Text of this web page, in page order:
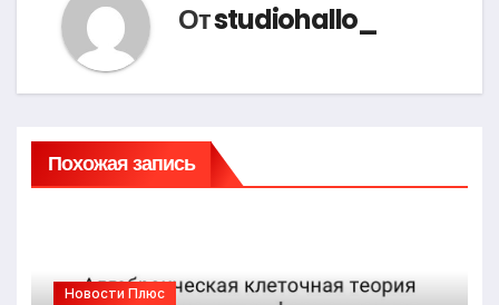
Отstudiohallo_
Похожая запись
Новости Плюс